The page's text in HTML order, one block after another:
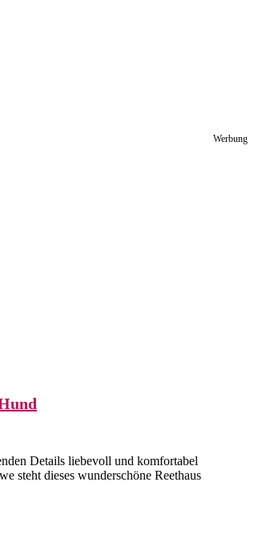
Werbung
Details liebevoll und komfortabel
steht dieses wunderschöne Reethaus